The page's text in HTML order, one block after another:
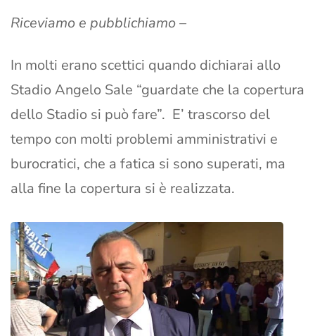
Riceviamo e pubblichiamo –
In molti erano scettici quando dichiarai allo
Stadio Angelo Sale “guardate che la copertura
dello Stadio si può fare”. E’ trascorso del
tempo con molti problemi amministrativi e
burocratici, che a fatica si sono superati, ma
alla fine la copertura si è realizzata.